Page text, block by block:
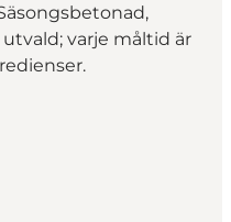
varje måltid är